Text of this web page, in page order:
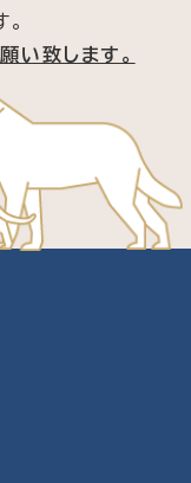
い致します。